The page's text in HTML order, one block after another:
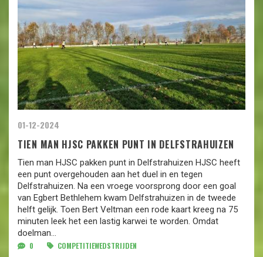
01-12-2024
TIEN MAN HJSC PAKKEN PUNT IN DELFSTRAHUIZEN
Tien man HJSC pakken punt in Delfstrahuizen HJSC heeft
een punt overgehouden aan het duel in en tegen
Delfstrahuizen. Na een vroege voorsprong door een goal
van Egbert Bethlehem kwam Delfstrahuizen in de tweede
helft gelijk. Toen Bert Veltman een rode kaart kreeg na 75
minuten leek het een lastig karwei te worden. Omdat
doelman...
0 COMPETITIEWEDSTRIJDEN